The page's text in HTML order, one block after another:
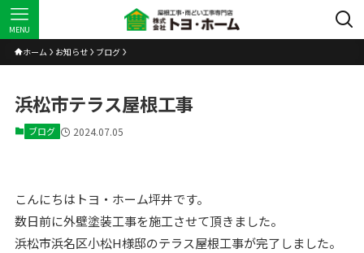
MENU
ホーム お知らせ ブログ
浜松市テラス屋根工事
ブログ 2024.07.05
こんにちはトヨ・ホーム坪井です。
数日前に外壁塗装工事を施工させて頂きました。
浜松市浜名区小松H様邸のテラス屋根工事が完了しました。